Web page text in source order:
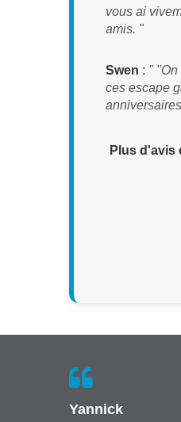
vous ai
amis. "
Swen : " "On
ces escape
Plus d'avis
Yannick